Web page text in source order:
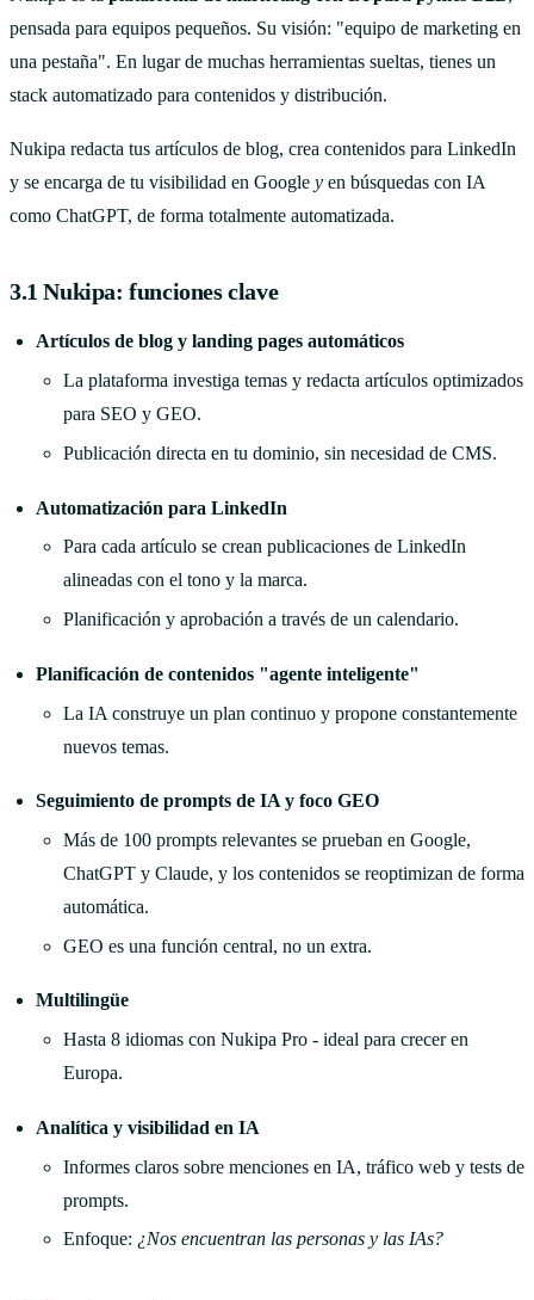
pensada para equipos pequeños. Su visión: "equipo de marketing en
una pestaña". En lugar de muchas herramientas sueltas, tienes un
stack automatizado para contenidos y distribución.
Nukipa redacta tus artículos de blog, crea contenidos para LinkedIn
y se encarga de tu visibilidad en Google y en búsquedas con IA
como ChatGPT, de forma totalmente automatizada.
3.1 Nukipa: funciones clave
Artículos de blog y landing pages automáticos
La plataforma investiga temas y redacta artículos optimizados
para SEO y GEO.
Publicación directa en tu dominio, sin necesidad de CMS.
Automatización para LinkedIn
Para cada artículo se crean publicaciones de LinkedIn
alineadas con el tono y la marca.
Planificación y aprobación a través de un calendario.
Planificación de contenidos "agente inteligente"
La IA construye un plan continuo y propone constantemente
nuevos temas.
Seguimiento de prompts de IA y foco GEO
Más de 100 prompts relevantes se prueban en Google,
ChatGPT y Claude, y los contenidos se reoptimizan de forma
automática.
GEO es una función central, no un extra.
Multilingüe
Hasta 8 idiomas con Nukipa Pro - ideal para crecer en
Europa.
Analítica y visibilidad en IA
Informes claros sobre menciones en IA, tráfico web y tests de
prompts.
Enfoque: ¿Nos encuentran las personas y las IAs?